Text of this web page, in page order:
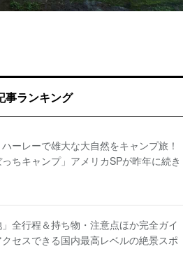
事ランキング
ハーレーで雄大な大自然をキャンプ旅！
っちキャンプ」アメリカSPが昨年に続き
全行程＆持ち物・注意点ほか完全ガイ
クセスできる国内最高レベルの絶景スポ